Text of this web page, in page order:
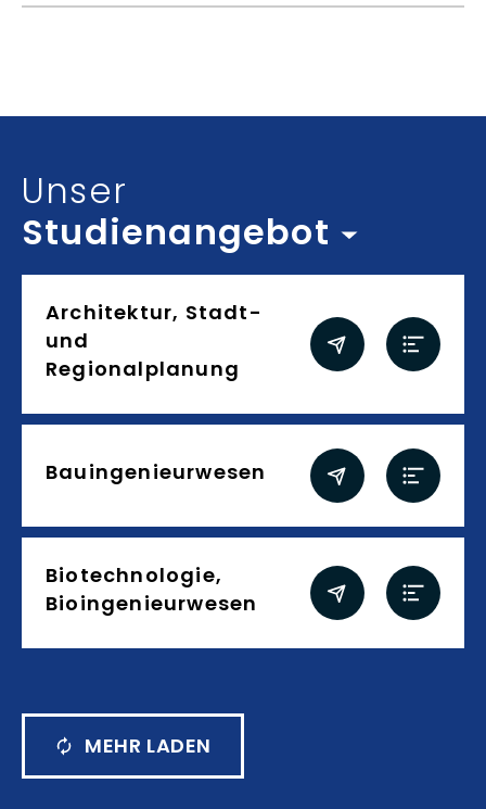
Inhalt auswählen
Unser
Studienangebot
Architektur, Stadt-
und
Regionalplanung
Bauingenieurwesen
Biotechnologie,
Bioingenieurwesen
MEHR LADEN